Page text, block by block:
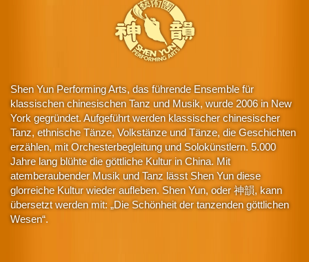
Shen Yun Performing Arts, das führende Ensemble für
klassischen chinesischen Tanz und Musik, wurde 2006 in New
York gegründet. Aufgeführt werden klassischer chinesischer
Tanz, ethnische Tänze, Volkstänze und Tänze, die Geschichten
erzählen, mit Orchesterbegleitung und Solokünstlern. 5.000
Jahre lang blühte die göttliche Kultur in China. Mit
atemberaubender Musik und Tanz lässt Shen Yun diese
glorreiche Kultur wieder aufleben. Shen Yun, oder 神韻, kann
übersetzt werden mit: „Die Schönheit der tanzenden göttlichen
Wesen“.